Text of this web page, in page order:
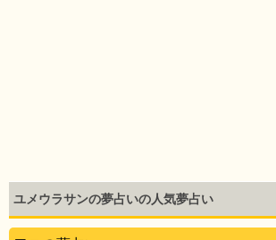
ユメウラサンの夢占いの人気夢占い